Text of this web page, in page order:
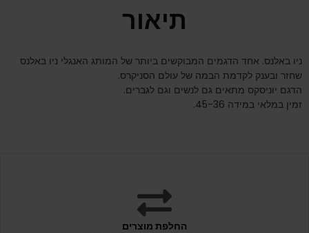
תיאור
ניו באלנס. אחד הדגמים המבוקשים ביותר של המותג האנגלי ניו באלנס
שחזר ובענק לקדמת הבמה של עולם הסניקרס.
הדגם יוניסקס מתאים גם לנשים וגם לגברים.
זמין במלאי במידה 45-36.
החלפת מוצרים